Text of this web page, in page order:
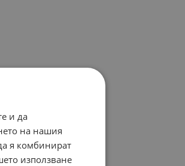
и да
на нашия
я комбинират
използване